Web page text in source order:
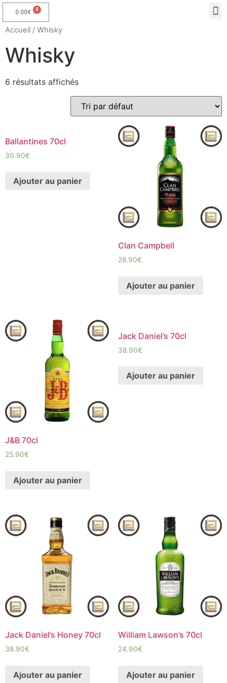
0.00€
Accueil / Whisky
Whisky
6 résultats affichés
Ballantines 70cl
30.90€
Ajouter au panier
Clan Campbell
28.90€
Ajouter au panier
J&B 70cl
25.90€
Ajouter au panier
Jack Daniel’s 70cl
38.90€
Ajouter au panier
Jack Daniel’s Honey 70cl
38.90€
Ajouter au panier
William Lawson’s 70cl
24.90€
Ajouter au panier